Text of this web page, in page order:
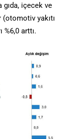
gıda, içecek ve
(otomotiv yakıtı
%6,0 arttı.